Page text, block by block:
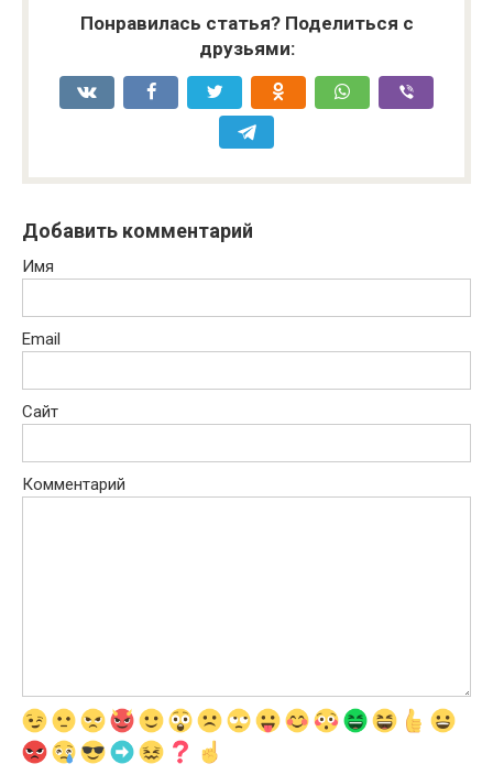
Понравилась статья? Поделиться с
друзьями:
Добавить комментарий
Имя
Email
Сайт
Комментарий